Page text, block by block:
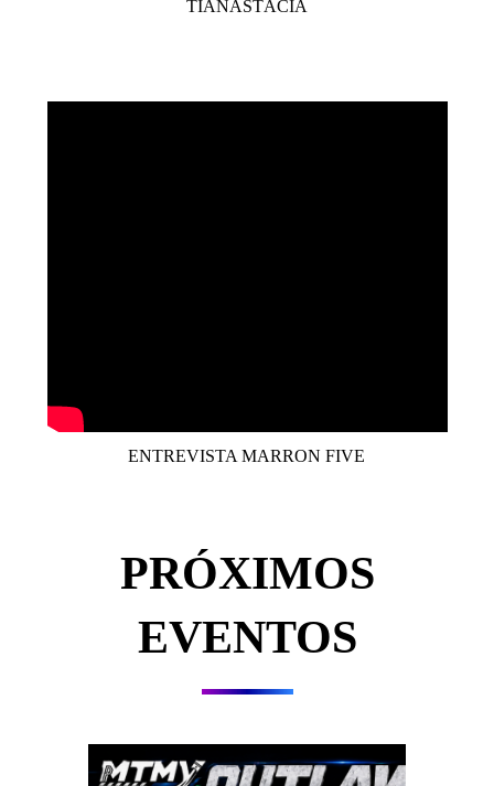
TIANASTÁCIA
ENTREVISTA MARRON FIVE
PRÓXIMOS
EVENTOS